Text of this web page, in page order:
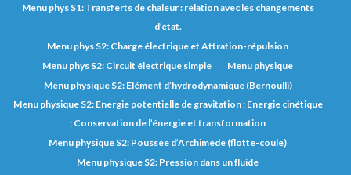
Menu phys S1: Transferts de chaleur : relation avec les changements
d’état.
Menu phys S2: Charge électrique et Attration-répulsion
Menu phys S2: Circuit électrique simple
Menu physique
Menu physique S2: Elément d’hydrodynamique (Bernoulli)
Menu physique S2: Energie potentielle de gravitation ; Energie cinétique
; Conservation de l’énergie et transformation
Menu physique S2: Poussée d’Archimède (flotte-coule)
Menu physique S2: Pression dans un fluide